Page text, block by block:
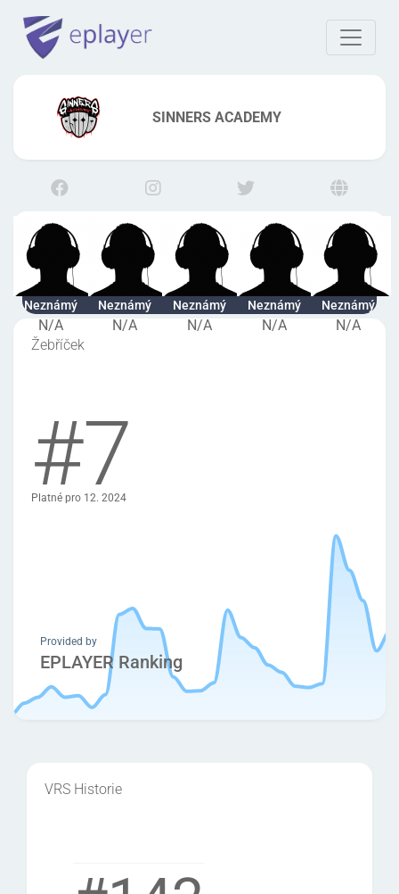
SINNERS ACADEMY
Neznámý
N/A
Neznámý
N/A
Neznámý
N/A
Neznámý
N/A
Neznámý
N/A
Žebříček
#7
Platné pro 12. 2024
Provided by
EPLAYER Ranking
VRS Historie